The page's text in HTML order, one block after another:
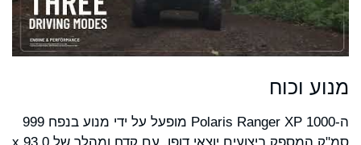
מנוע וכוח
ה-Polaris Ranger XP 1000 מופעל על ידי מנוע בנפח 999